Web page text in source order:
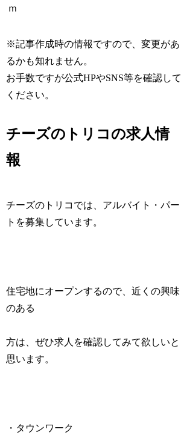
ｍ
※記事作成時の情報ですので、変更があ
るかも知れません。
お手数ですが公式HPやSNS等を確認して
ください。
チーズのトリコの求人情
報
チーズのトリコでは、アルバイト・パー
トを募集しています。
住宅地にオープンするので、近くの興味
のある
方は、ぜひ求人を確認してみて欲しいと
思います。
・タウンワーク